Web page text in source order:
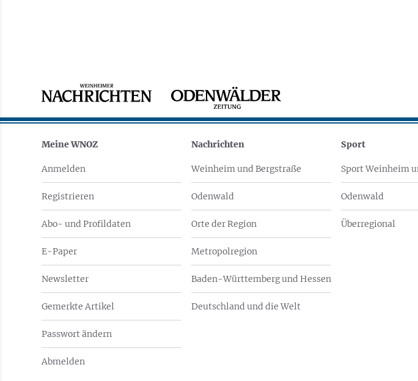
Meine WNOZ
Anmelden
Registrieren
Abo- und Profildaten
E-Paper
Newsletter
Gemerkte Artikel
Passwort ändern
Abmelden
Nachrichten
Weinheim und Bergstraße
Odenwald
Orte der Region
Metropolregion
Baden-Württemberg und Hessen
Deutschland und die Welt
Sport
Sport Weinheim
Odenwald
Überregional